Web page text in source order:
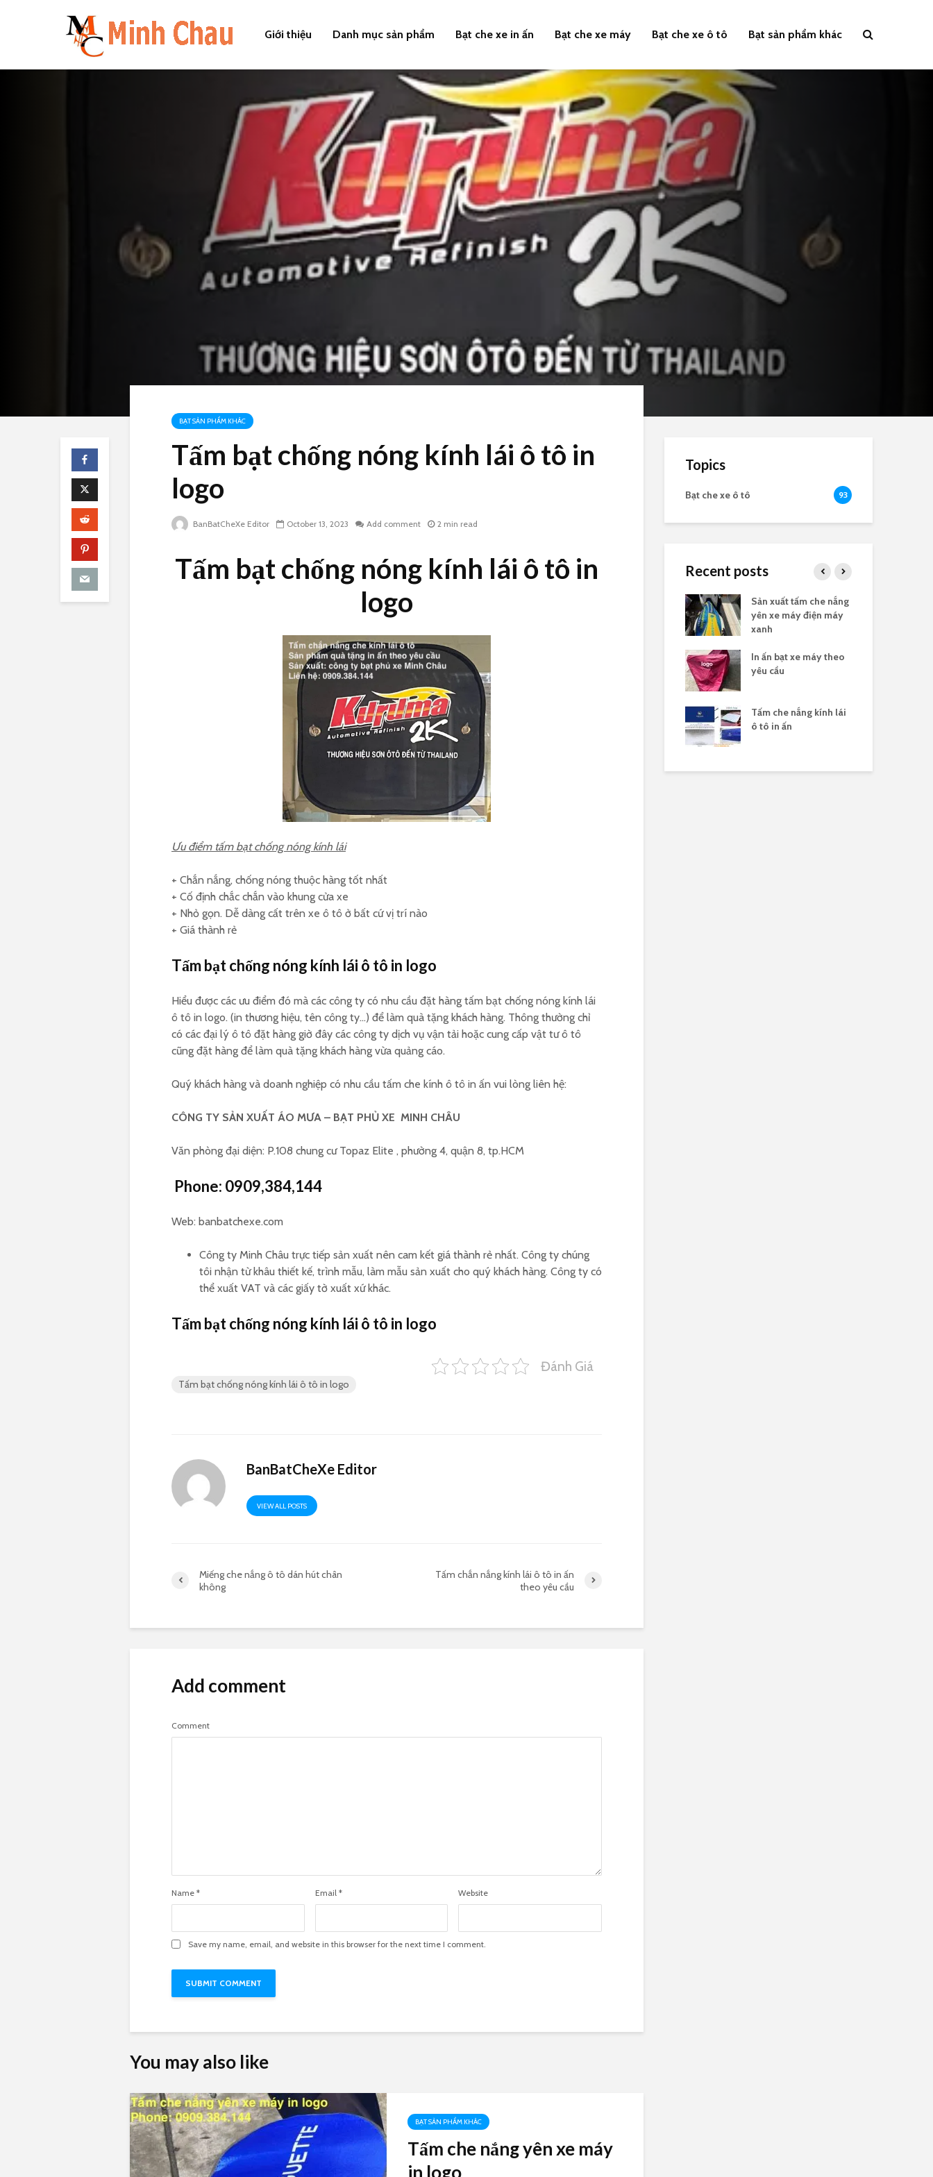
Giới thiệu Danh mục sản phẩm Bạt che xe in ấn Bạt che xe máy Bạt che xe ô tô Bạt sản phẩm khác
BẠT SẢN PHẨM KHÁC
Tấm bạt chống nóng kính lái ô tô in
logo
BanBatCheXe Editor October 13, 2023 Add comment 2 min read
Tấm bạt chống nóng kính lái ô tô in
logo
Ưu điểm tấm bạt chống nóng kính lái
+ Chắn nắng, chống nóng thuộc hàng tốt nhất
+ Cố định chắc chắn vào khung cửa xe
+ Nhỏ gọn. Dễ dàng cất trên xe ô tô ở bất cứ vị trí nào
+ Giá thành rẻ
Tấm bạt chống nóng kính lái ô tô in logo
Hiểu được các ưu điểm đó mà các công ty có nhu cầu đặt hàng tấm bạt chống nóng kính lái
ô tô in logo. (in thương hiệu, tên công ty…) để làm quà tặng khách hàng. Thông thường chỉ
có các đại lý ô tô đặt hàng giờ đây các công ty dịch vụ vận tải hoặc cung cấp vật tư ô tô
cũng đặt hàng để làm quà tặng khách hàng vừa quảng cáo.
Quý khách hàng và doanh nghiệp có nhu cầu tấm che kính ô tô in ấn vui lòng liên hệ:
CÔNG TY SẢN XUẤT ÁO MƯA – BẠT PHỦ XE MINH CHÂU
Văn phòng đại diện: P.108 chung cư Topaz Elite , phường 4, quận 8, tp.HCM
Phone: 0909,384,144
Web: banbatchexe.com
Công ty Minh Châu trực tiếp sản xuất nên cam kết giá thành rẻ nhất. Công ty chúng
tôi nhận từ khâu thiết kế, trình mẫu, làm mẫu sản xuất cho quý khách hàng. Công ty có
thể xuất VAT và các giấy tờ xuất xứ khác.
Tấm bạt chống nóng kính lái ô tô in logo
Đánh Giá
Tấm bạt chống nóng kính lái ô tô in logo
BanBatCheXe Editor
VIEW ALL POSTS
Miếng che nắng ô tô dán hút chân
không
Tấm chắn nắng kính lái ô tô in ấn
theo yêu cầu
Add comment
Comment
Name * Email * Website
Save my name, email, and website in this browser for the next time I comment.
You may also like
BẠT SẢN PHẨM KHÁC
Tấm che nắng yên xe máy
in logo
Topics
Bạt che xe ô tô 93
Recent posts
Gia công bạt trùm ghế
xe ô tô theo yêu cầu
Sản xuất bao trùm
hàng hoá sau xe máy
Sản xuất tấm che nắng
yên xe máy điện máy
xanh
In ấn bạt xe máy theo
yêu cầu
Tấm che nắng kính lái
ô tô in ấn